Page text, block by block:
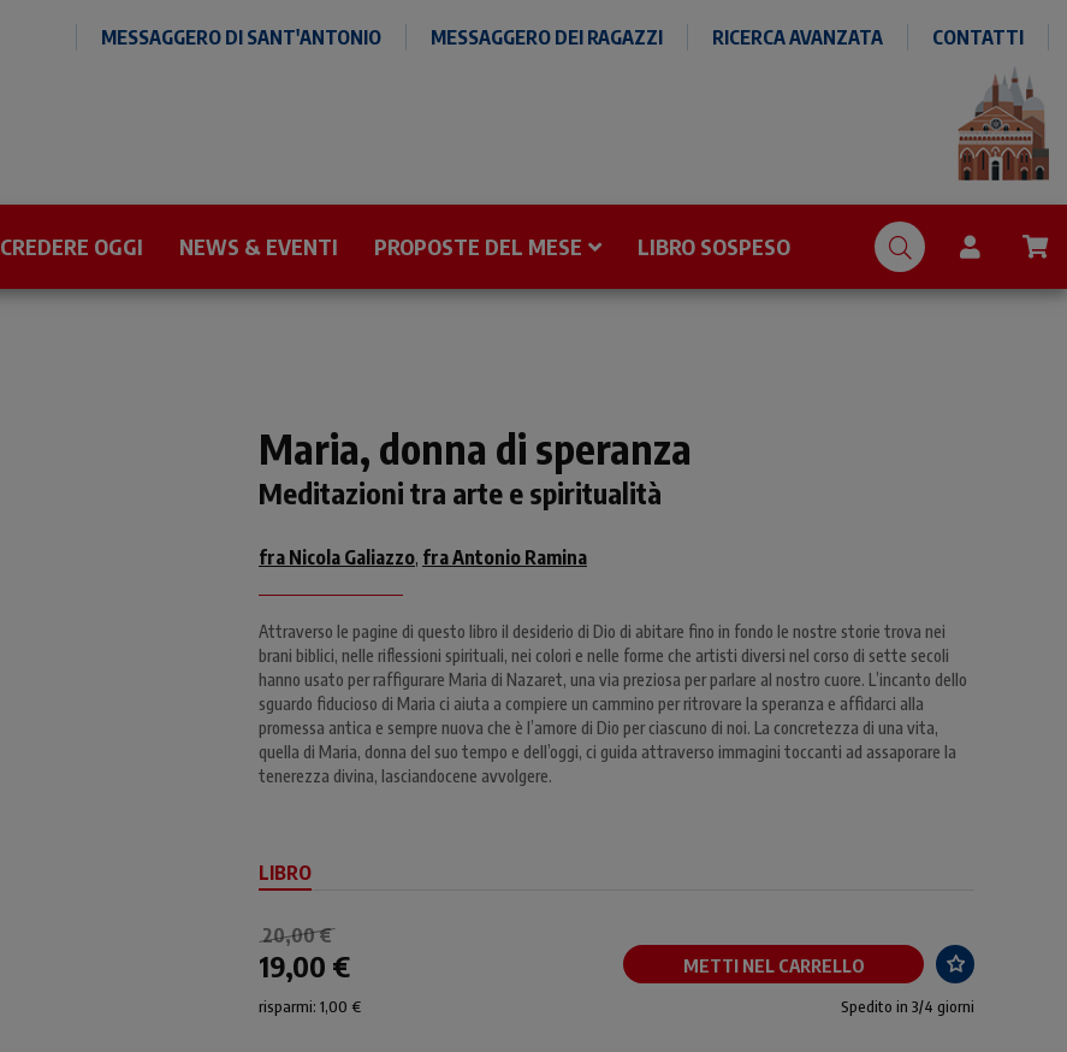
MESSAGGERO DI SANT'ANTONIO MESSAGGERO DEI RAGAZZI RICERCA AVANZATA CONTATTI
CREDERE OGGI NEWS & EVENTI PROPOSTE DEL MESE LIBRO SOSPESO
Maria, donna di speranza
Meditazioni tra arte e spiritualità
fra Nicola Galiazzo, fra Antonio Ramina
Attraverso le pagine di questo libro il desiderio di Dio di abitare fino in fondo le nostre storie trova nei
brani biblici, nelle riflessioni spirituali, nei colori e nelle forme che artisti diversi nel corso di sette secoli
hanno usato per raffigurare Maria di Nazaret, una via preziosa per parlare al nostro cuore. L’incanto dello
sguardo fiducioso di Maria ci aiuta a compiere un cammino per ritrovare la speranza e affidarci alla
promessa antica e sempre nuova che è l’amore di Dio per ciascuno di noi. La concretezza di una vita,
quella di Maria, donna del suo tempo e dell’oggi, ci guida attraverso immagini toccanti ad assaporare la
tenerezza divina, lasciandocene avvolgere.
LIBRO
20,00 €
19,00 € METTI NEL CARRELLO
risparmi: 1,00 € Spedito in 3/4 giorni